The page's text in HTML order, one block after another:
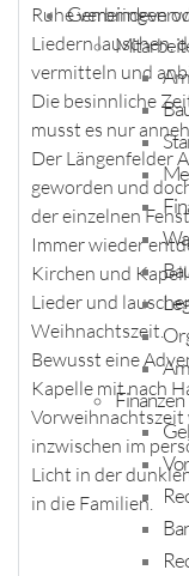
Finanzen
Ruhe verbringen
Liedern lauschen,
vermitteln und
Die besinnliche
musst es nur
Der Längenfelder
geworden und
der einzelnen
Immer wieder
Kirchen und
Lieder und
Weihnachtszeit.
Bewusst eine
Kapelle mit nach
Vorweihnachtszeit
inzwischen im
Licht in der
in die Familien.